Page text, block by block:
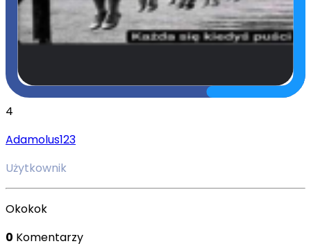
4
Adamolus123
Użytkownik
Okokok
0 Komentarzy